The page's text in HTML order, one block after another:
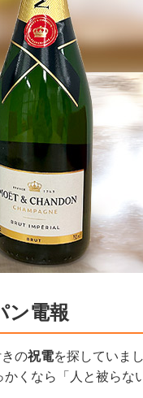
ン電報
の祝電を探していま
くなら「人と被ら